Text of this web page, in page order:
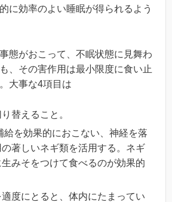
に効率のよい睡眠が得られるよう
態がおこって、不眠状態に見舞わ
、その害作用は最小限度に食い止
大事な4項目は
替えること。
給を効果的におこない、神経を落
著しいネギ類を活用する。ネギ
みそをつけて食べるのが効果的
度にとると、体内にたまってい